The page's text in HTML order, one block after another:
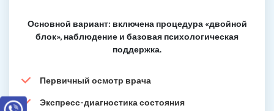
Основной вариант: включена процедура «двойной
блок», наблюдение и базовая психологическая
поддержка.
Первичный осмотр врача
Экспресс-диагностика состояния